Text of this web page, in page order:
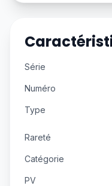
Série
Numéro
Type
Rareté
Catégorie
PV